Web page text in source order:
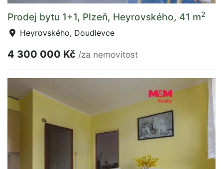
Prodej bytu 1+1, Plzeň, Heyrovského, 41 m2
Heyrovského, Doudlevce
4 300 000 Kč /za nemovitost